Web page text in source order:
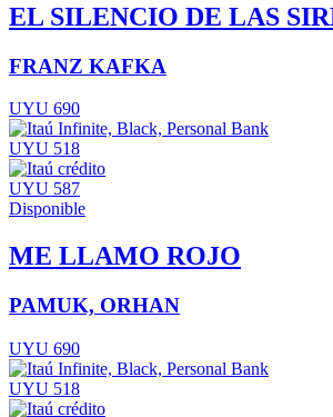
EL SILENCIO DE LAS
FRANZ KAFKA
UYU 690
UYU 518
UYU 587
Disponible
ME LLAMO ROJO
PAMUK, ORHAN
UYU 690
UYU 518